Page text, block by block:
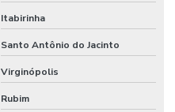
Itabirinha
Santo Antônio do Jacinto
Virginópolis
Rubim